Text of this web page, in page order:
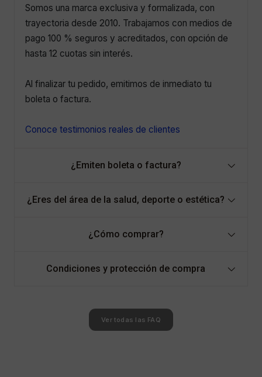
Somos una marca exclusiva y formalizada, con
trayectoria desde 2010. Trabajamos con medios de
pago 100 % seguros y acreditados, con opción de
hasta 12 cuotas sin interés.
Al finalizar tu pedido, emitimos de inmediato tu
boleta o factura.
Conoce testimonios reales de clientes
¿Emiten boleta o factura?
¿Eres del área de la salud, deporte o estética?
¿Cómo comprar?
Condiciones y protección de compra
Ver todas las FAQ